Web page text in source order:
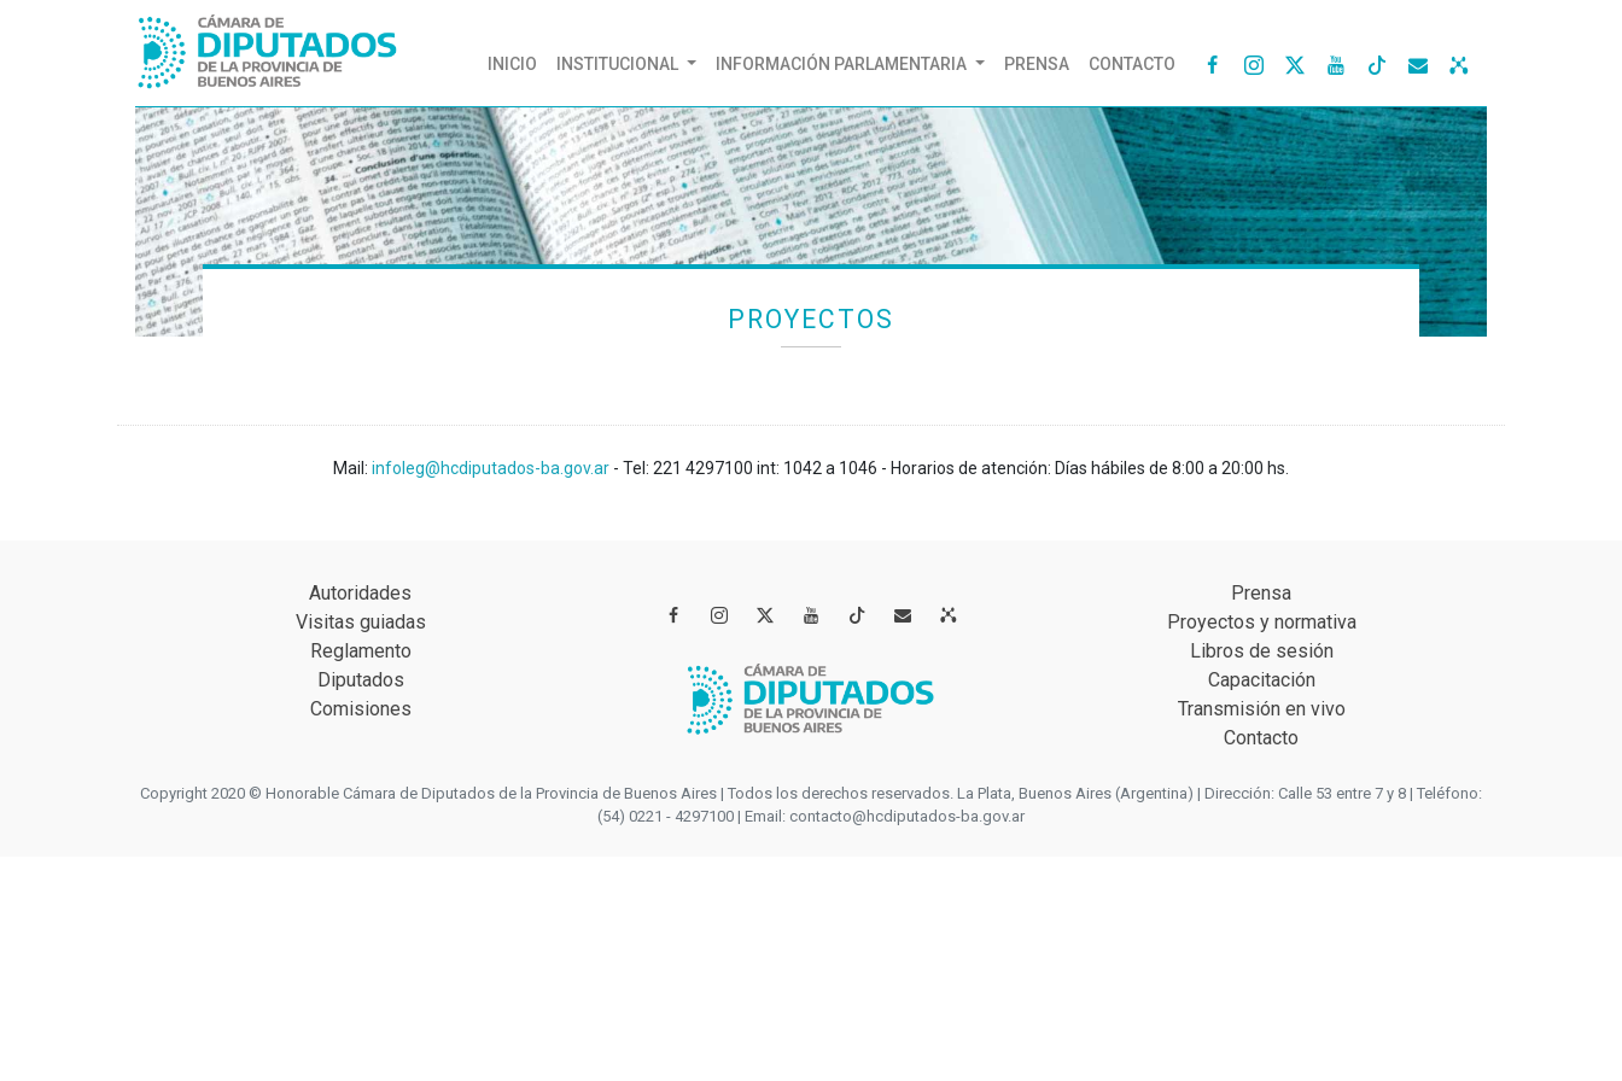
INICIO (CURRENT)
INSTITUCIONAL INFORMACIÓN PARLAMENTARIA PRENSA CONTACTO    
PROYECTOS
Mail: infoleg@hcdiputados-ba.gov.ar - Tel: 221 4297100 int: 1042 a 1046 - Horarios de atención: Días hábiles de 8:00 a 20:00 hs.
Autoridades
Visitas guiadas
Reglamento
Diputados
Comisiones
   
Prensa
Proyectos y normativa
Libros de sesión
Capacitación
Transmisión en vivo
Contacto
Copyright 2020 © Honorable Cámara de Diputados de la Provincia de Buenos Aires | Todos los derechos reservados. La Plata, Buenos Aires (Argentina) | Dirección: Calle 53 entre 7 y 8 | Teléfono:
(54) 0221 - 4297100 | Email: contacto@hcdiputados-ba.gov.ar